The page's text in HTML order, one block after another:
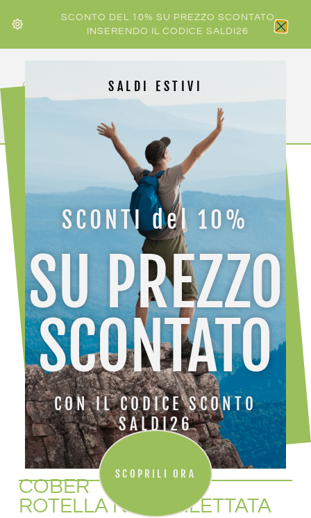
SCONTO DEL 10% SU PREZZO SCONTATO
INSERENDO IL CODICE SALDI26
HOME /COBER / COBER ROTELLA NERA FILETTATA
COBER
ROTELLA NERA FILETTATA
SALDI ESTIVI
SCONTI del 10%
SU PREZZO
SCONTATO
CON IL CODICE SCONTO
SALDI26
SCOPRILI ORA